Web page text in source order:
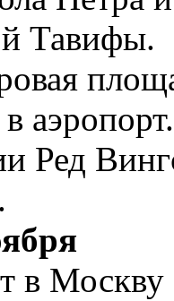
Тавифы.
Ред
в